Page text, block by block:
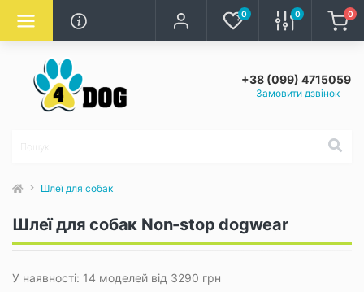
0 0 0
+38 (099) 4715059
Замовити дзвінок
Шлеї для собак
Шлеї для собак Non-stop dogwear
У наявності: 14 моделей від 3290 грн